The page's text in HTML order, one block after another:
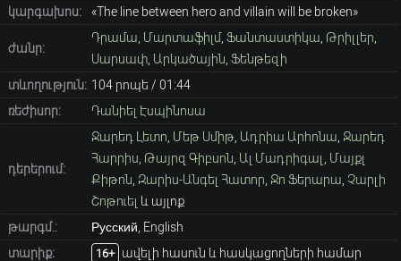
կարգախոս:
«The line between hero and villain will be broken»
ժանր:
Դրամա Մարտաֆիլմ, Ֆանտաստիկա Թրիլլեր
Սարսափ, Արկածային Ֆենթեզի
տևողություն: 104 րոպե / 01։44
ռեժիսոր:
Դանիել Էսպինոսա
դերերում:
Ջարեդ Լետո Մեթ Սմիթ, Ադրիա Արհոնա Ջարեդ
Հարրիս Թայրզ Գիբսոն Ալ Մադրիգալ
Մայքլ
Քիթոն Զարիս-Անգել Հատոր Ջո Ֆերարա Չարլի
Շոթուել և այլոք
թարգմ.:
Русский, English
տարիք։
16+
ավելի հասուն և հասկացողների համար